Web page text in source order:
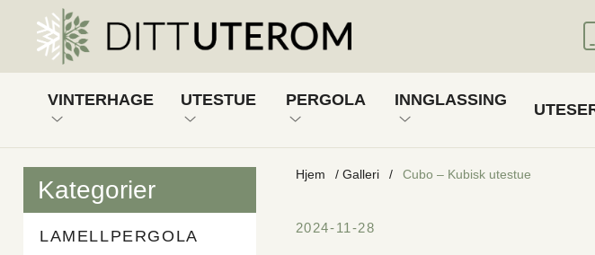
VINTERHAGE
VINTERHAGE, HALVISOLERT
VINTERHAGE, FULLISOLERT
UTESTUE
UTESTUE, UISOLERT
PERGOLA
PERGOLA MED LAMELLER
INNGLASSING
FASTGLASS
Kategorier
LAMELLPERGOLA
Hjem / Galleri / Cubo – Kubisk utestue
2024-11-28